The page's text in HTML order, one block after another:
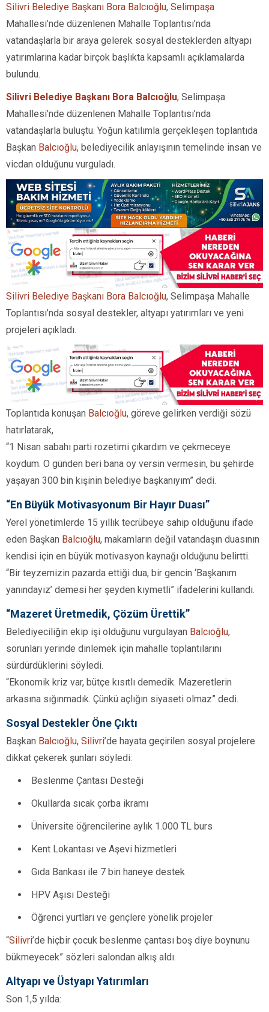
Silivri Belediye Başkanı Bora Balcıoğlu, Selimpaşa
Mahallesi’nde düzenlenen Mahalle Toplantısı’nda
vatandaşlarla bir araya gelerek sosyal desteklerden altyapı
yatırımlarına kadar birçok başlıkta kapsamlı açıklamalarda
bulundu.
Silivri Belediye Başkanı Bora Balcıoğlu, Selimpaşa
Mahallesi’nde düzenlenen Mahalle Toplantısı’nda
vatandaşlarla buluştu. Yoğun katılımla gerçekleşen toplantıda
Başkan Balcıoğlu, belediyecilik anlayışının temelinde insan ve
vicdan olduğunu vurguladı.
Silivri Belediye Başkanı Bora Balcıoğlu, Selimpaşa Mahalle
Toplantısı’nda sosyal destekler, altyapı yatırımları ve yeni
projeleri açıkladı.
Toplantıda konuşan Balcıoğlu, göreve gelirken verdiği sözü
hatırlatarak,
“1 Nisan sabahı parti rozetimi çıkardım ve çekmeceye
koydum. O günden beri bana oy versin vermesin, bu şehirde
yaşayan 300 bin kişinin belediye başkanıyım” dedi.
“En Büyük Motivasyonum Bir Hayır Duası”
Yerel yönetimlerde 15 yıllık tecrübeye sahip olduğunu ifade
eden Başkan Balcıoğlu, makamların değil vatandaşın duasının
kendisi için en büyük motivasyon kaynağı olduğunu belirtti.
“Bir teyzemizin pazarda ettiği dua, bir gencin ‘Başkanım
yanındayız’ demesi her şeyden kıymetli” ifadelerini kullandı.
“Mazeret Üretmedik, Çözüm Ürettik”
Belediyeciliğin ekip işi olduğunu vurgulayan Balcıoğlu,
sorunları yerinde dinlemek için mahalle toplantılarını
sürdürdüklerini söyledi.
“Ekonomik kriz var, bütçe kısıtlı demedik. Mazeretlerin
arkasına sığınmadık. Çünkü açlığın siyaseti olmaz” dedi.
Sosyal Destekler Öne Çıktı
Başkan Balcıoğlu, Silivri’de hayata geçirilen sosyal projelere
dikkat çekerek şunları söyledi:
Beslenme Çantası Desteği
Okullarda sıcak çorba ikramı
Üniversite öğrencilerine aylık 1.000 TL burs
Kent Lokantası ve Aşevi hizmetleri
Gıda Bankası ile 7 bin haneye destek
HPV Aşısı Desteği
Öğrenci yurtları ve gençlere yönelik projeler
“Silivri’de hiçbir çocuk beslenme çantası boş diye boynunu
bükmeyecek” sözleri salondan alkış aldı.
Altyapı ve Üstyapı Yatırımları
Son 1,5 yılda: